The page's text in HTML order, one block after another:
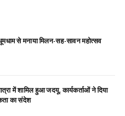
से मनाया मिलन-सह-सावन महोत्सव
में शामिल हुआ जदयू, कार्यकर्ताओं ने दिया
का संदेश